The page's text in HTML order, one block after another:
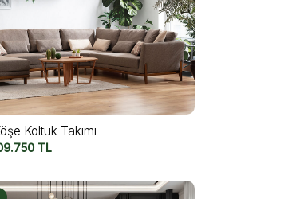
Koltuk Takımı
TL